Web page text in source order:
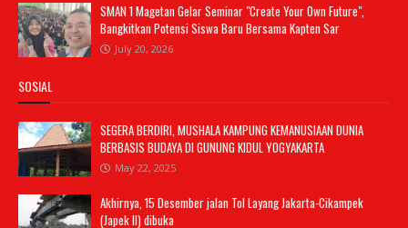
SMAN 1 Magetan Gelar Seminar "Create Your Own Future",
Bangkitkan Potensi Siswa Baru Bersama Kapten Sar
July 20, 2026
SOSIAL
SEGERA BERDIRI, MUSHALA KAMPUNG KEMANUSIAAN DUNIA
BERBASIS BUDAYA DI GUNUNG KIDUL YOGYAKARTA
May 22, 2025
Akhirnya, 15 Desember jalan Tol Layang Jakarta-Cikampek
(Japek II) dibuka